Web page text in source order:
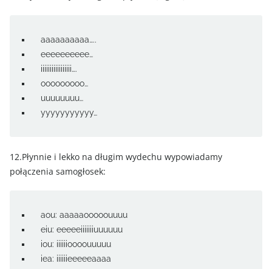
aaaaaaaaaa…..
eeeeeeeeee…
iiiiiiiiiiiiiiiii….
ooooooooo…
uuuuuuuu…
yyyyyyyyyyy…
12.Płynnie i lekko na długim wydechu wypowiadamy
połączenia samogłosek:
aou: aaaaaooooouuuu
eiu: eeeeeiiiiiiiuuuuuu
iou: iiiiiioooouuuuu
iea: iiiiiieeeeeaaaa